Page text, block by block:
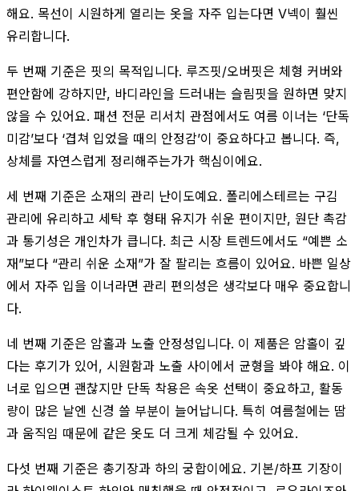
해요. 목선이 시원하게 열리는 옷을 자주 입는다면 V넥이 훨씬
유리합니다.
두 번째 기준은 핏의 목적입니다. 루즈핏/오버핏은 체형 커버와
편안함에 강하지만, 바디라인을 드러내는 슬림핏을 원하면 맞지
않을 수 있어요. 패션 전문 리서치 관점에서도 여름 이너는 ‘단독
미감’보다 ‘겹쳐 입었을 때의 안정감’이 중요하다고 봅니다. 즉,
상체를 자연스럽게 정리해주는가가 핵심이에요.
세 번째 기준은 소재의 관리 난이도예요. 폴리에스테르는 구김
관리에 유리하고 세탁 후 형태 유지가 쉬운 편이지만, 원단 촉감
과 통기성은 개인차가 큽니다. 최근 시장 트렌드에서도 “예쁜 소
재”보다 “관리 쉬운 소재”가 잘 팔리는 흐름이 있어요. 바쁜 일상
에서 자주 입을 이너라면 관리 편의성은 생각보다 매우 중요합니
다.
네 번째 기준은 암홀과 노출 안정성입니다. 이 제품은 암홀이 깊
다는 후기가 있어, 시원함과 노출 사이에서 균형을 봐야 해요. 이
너로 입으면 괜찮지만 단독 착용은 속옷 선택이 중요하고, 활동
량이 많은 날엔 신경 쓸 부분이 늘어납니다. 특히 여름철에는 땀
과 움직임 때문에 같은 옷도 더 크게 체감될 수 있어요.
다섯 번째 기준은 총기장과 하의 궁합이에요. 기본/하프 기장이